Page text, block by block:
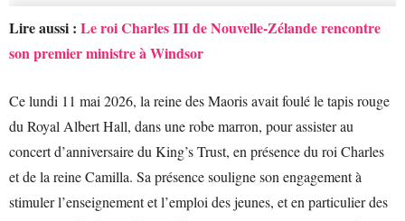
Lire aussi : Le roi Charles III de Nouvelle-Zélande rencontre
son premier ministre à Windsor
Ce lundi 11 mai 2026, la reine des Maoris avait foulé le tapis rouge
du Royal Albert Hall, dans une robe marron, pour assister au
concert d’anniversaire du King’s Trust, en présence du roi Charles
et de la reine Camilla. Sa présence souligne son engagement à
stimuler l’enseignement et l’emploi des jeunes, et en particulier des